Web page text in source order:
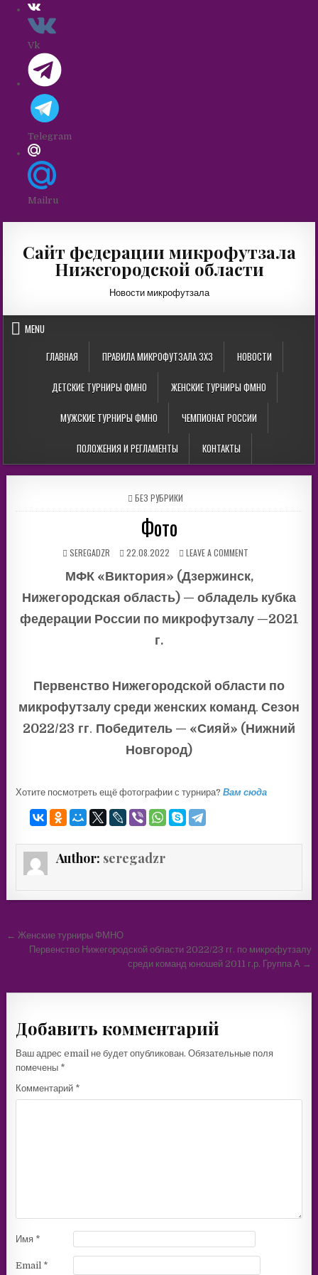
Vk
Telegram
Mailru
contentСайт федерации микрофутзала
Нижегородской области
Новости микрофутзала
MENU
ГЛАВНАЯ
ПРАВИЛА МИКРОФУТЗАЛА 3Х3 НОВОСТИ
ДЕТСКИЕ ТУРНИРЫ ФМНО ЖЕНСКИЕ ТУРНИРЫ ФМНО
МУЖСКИЕ ТУРНИРЫ ФМНО ЧЕМПИОНАТ РОССИИ
ПОЛОЖЕНИЯ И РЕГЛАМЕНТЫ КОНТАКТЫ
POSTED
IN
БЕЗ РУБРИКИ
Фото
AUTHOR:
SEREGADZR
PUBLISHED
22.08.2022 LEAVE A COMMENT
МФК «Виктория» (Дзержинск,
Нижегородская область) — обладель кубка
федерации России по микрофутзалу —2021
г.
Первенство Нижегородской области по
микрофутзалу среди женских команд. Сезон
2022/23 гг. Победитель — «Сияй» (Нижний
Новгород)
Хотите посмотреть ещё фотографии с турнира?Вам сюда
Author: seregadzr
Навигация
← Женские турниры ФМНО
Первенство Нижегородской области 2022/23 гг. по микрофутзалу
среди команд юношей 2011 г.р. Группа А →
Добавить комментарий
Ваш адрес email не будет опубликован. Обязательные поля
помечены *
Комментарий *
Имя *
Email *